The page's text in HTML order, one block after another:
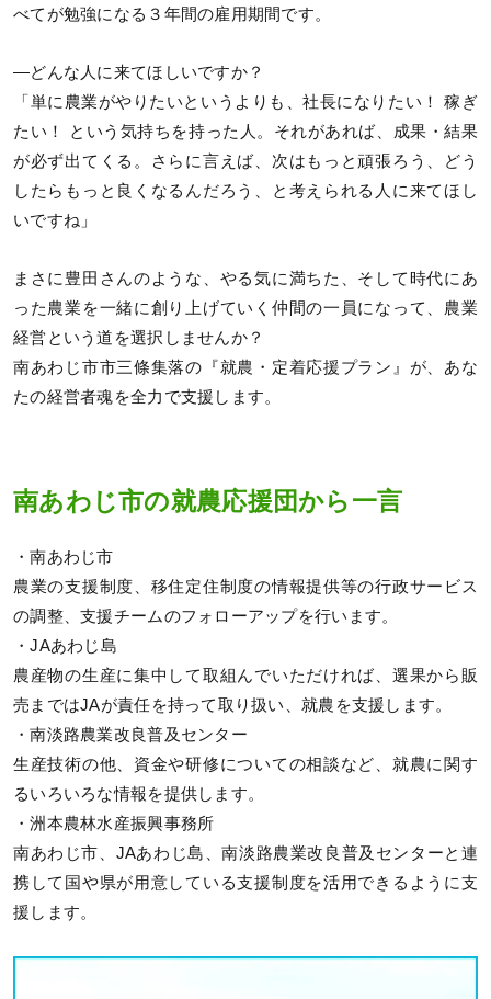
べてが勉強になる３年間の雇用期間です。
—どんな人に来てほしいですか？
「単に農業がやりたいというよりも、社長になりたい！ 稼ぎ
たい！ という気持ちを持った人。それがあれば、成果・結果
が必ず出てくる。さらに言えば、次はもっと頑張ろう、どう
したらもっと良くなるんだろう、と考えられる人に来てほし
いですね」
まさに豊田さんのような、やる気に満ちた、そして時代にあ
った農業を一緒に創り上げていく仲間の一員になって、農業
経営という道を選択しませんか？
南あわじ市市三條集落の『就農・定着応援プラン』が、あな
たの経営者魂を全力で支援します。
南あわじ市の就農応援団から一言
・南あわじ市
農業の支援制度、移住定住制度の情報提供等の行政サービス
の調整、支援チームのフォローアップを行います。
・JAあわじ島
農産物の生産に集中して取組んでいただければ、選果から販
売まではJAが責任を持って取り扱い、就農を支援します。
・南淡路農業改良普及センター
生産技術の他、資金や研修についての相談など、就農に関す
るいろいろな情報を提供します。
・洲本農林水産振興事務所
南あわじ市、JAあわじ島、南淡路農業改良普及センターと連
携して国や県が用意している支援制度を活用できるように支
援します。